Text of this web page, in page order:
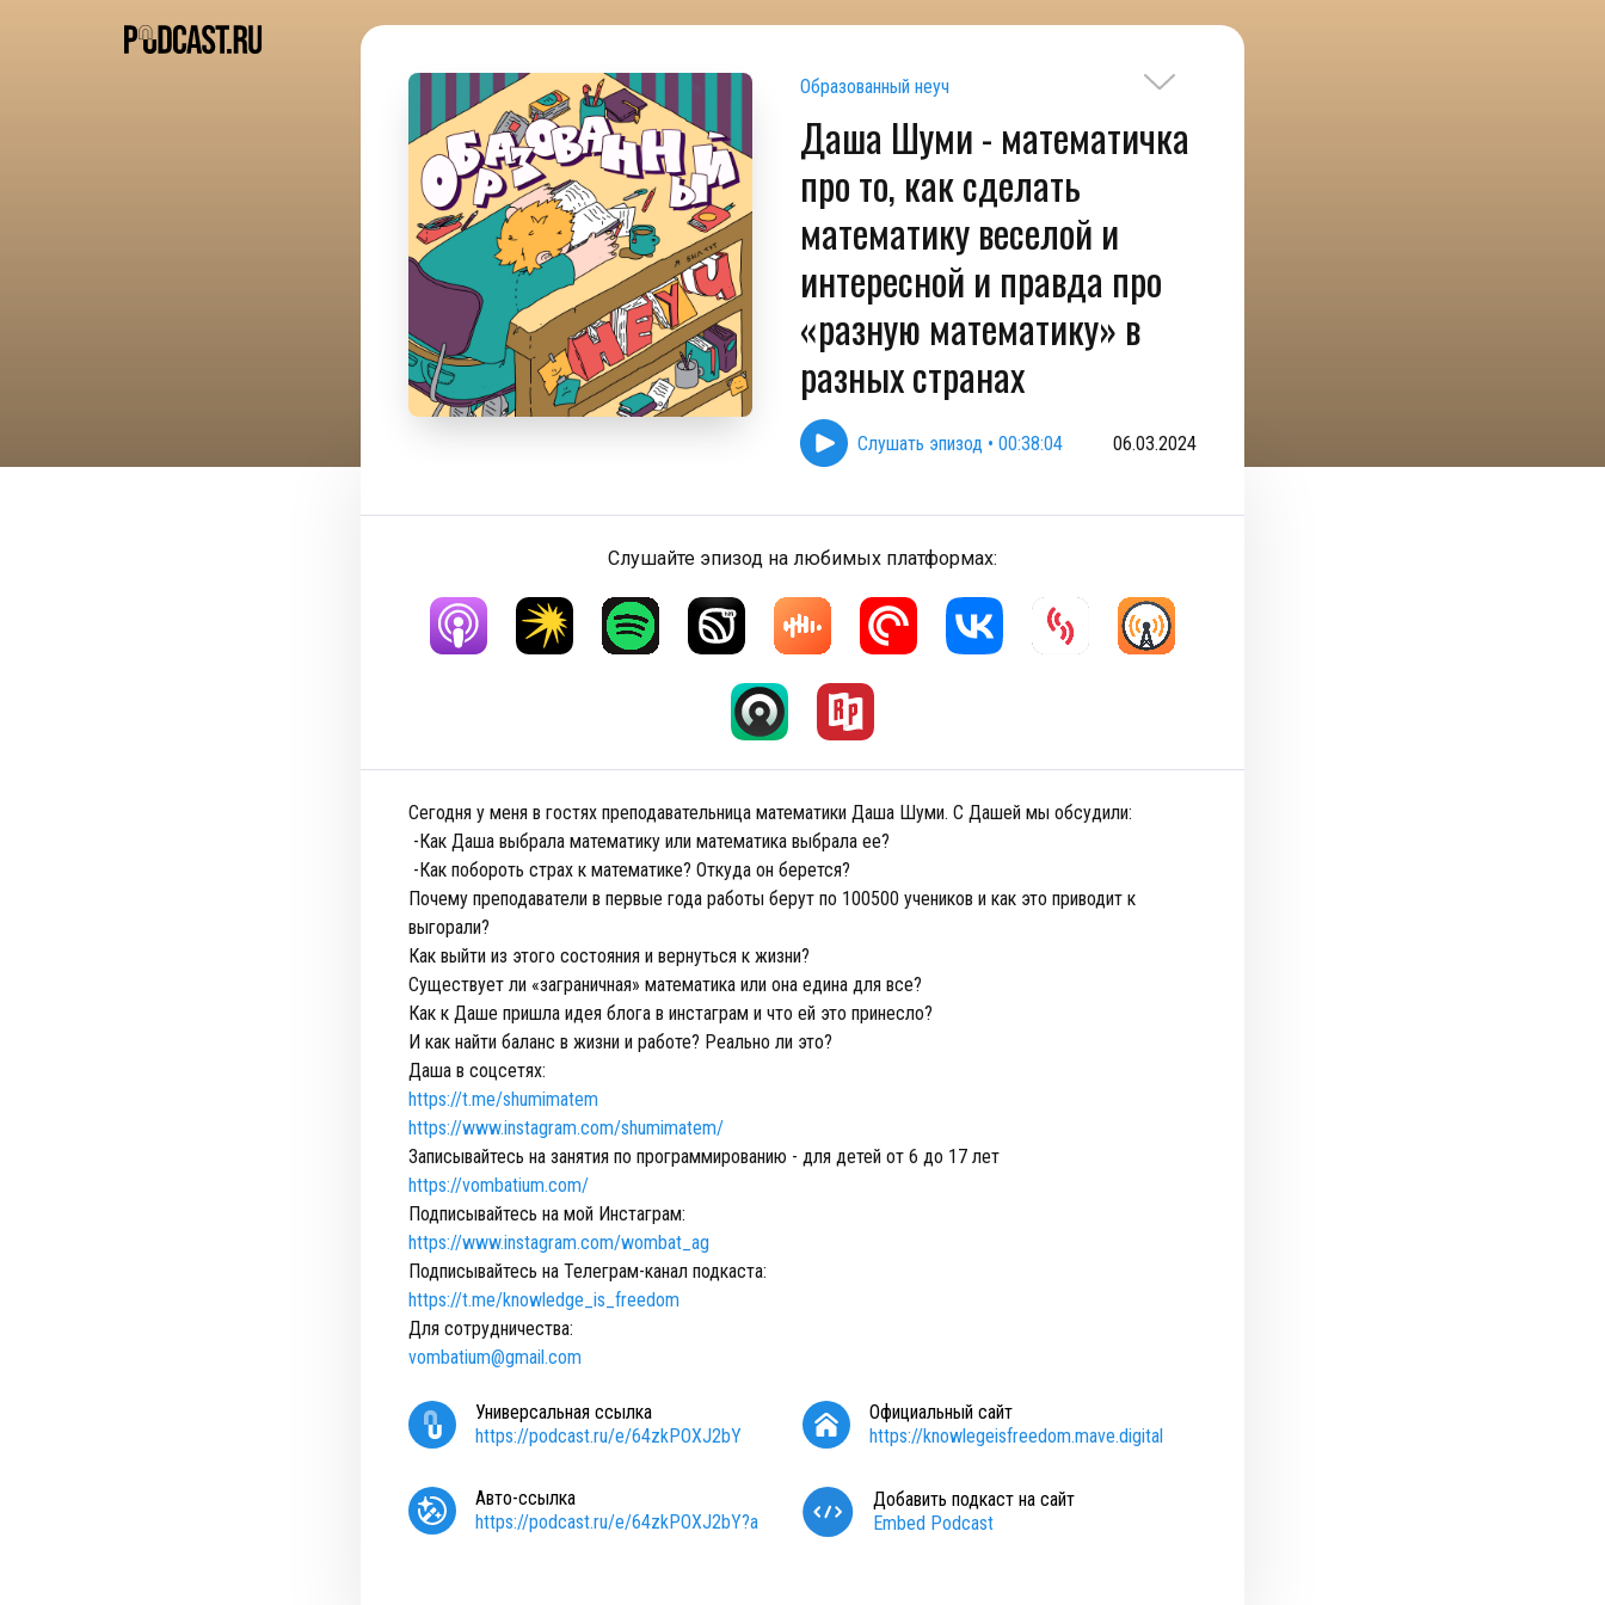
Образованный неуч
Даша Шуми - математичка
про то, как сделать
математику веселой и
интересной и правда про
«разную математику» в
разных странах
Слушать эпизод • 00:38:04 06.03.2024
Слушайте эпизод на любимых платформах:
Сегодня у меня в гостях преподавательница математики Даша Шуми. С Дашей мы обсудили:
-Как Даша выбрала математику или математика выбрала ее?
-Как побороть страх к математике? Откуда он берется?
Почему преподаватели в первые года работы берут по 100500 учеников и как это приводит к
выгорали?
Как выйти из этого состояния и вернуться к жизни?
Существует ли «заграничная» математика или она едина для все?
Как к Даше пришла идея блога в инстаграм и что ей это принесло?
И как найти баланс в жизни и работе? Реально ли это?
Даша в соцсетях:
https://t.me/shumimatem
https://www.instagram.com/shumimatem/
Записывайтесь на занятия по программированию - для детей от 6 до 17 лет
https://vombatium.com/
Подписывайтесь на мой Инстаграм:
https://www.instagram.com/wombat_ag
Подписывайтесь на Телеграм-канал подкаста:
https://t.me/knowledge_is_freedom
Для сотрудничества:
vombatium@gmail.com
Универсальная ссылка
https://podcast.ru/e/64zkPOXJ2bY
Официальный сайт
https://knowlegeisfreedom.mave.digital
Авто-ссылка
https://podcast.ru/e/64zkPOXJ2bY?a
Добавить подкаст на сайт
Embed Podcast